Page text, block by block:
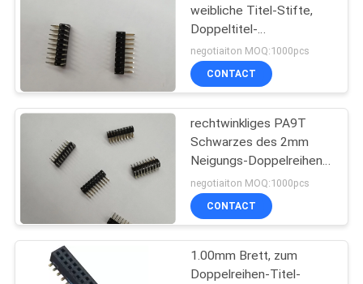
FORDERN
EIN
ZITAT
SITEMAP
PRIVACY
POLICY
Kasten-Titel-
Verbindungsstück
Klinken-Titel
32
weibliche Titel-Stifte,
Doppeltitel-
Verbindungsstück-
Schwarzes PA9T der
reihen-500V
negotiaiton MOQ:1000pcs
CONTACT
rechtwinkliges PA9T
Schwarzes des 2mm
Neigungs-Doppelreihen-
Titel-Verbindungsstück-
H=4.0
negotiaiton MOQ:1000pcs
CONTACT
1.00mm Brett, zum
Doppelreihen-Titel-